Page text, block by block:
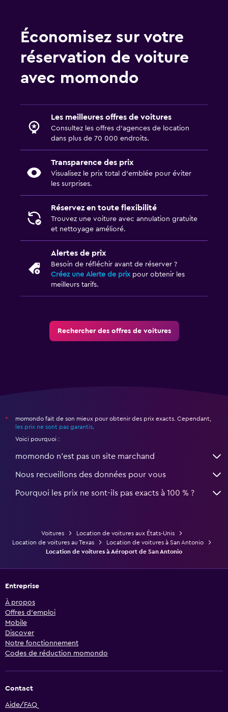
Économisez sur votre
réservation de voiture
avec momondo
Les meilleures offres de voitures
Consultez les offres d’agences de location
dans plus de 70 000 endroits.
Transparence des prix
Visualisez le prix total d’emblée pour éviter
les surprises.
Réservez en toute flexibilité
Trouvez une voiture avec annulation gratuite
et nettoyage amélioré.
Alertes de prix
Besoin de réfléchir avant de réserver ?
Créez une Alerte de prixpour obtenir les
meilleurs tarifs.
Rechercher des offres de voitures
*
momondo fait de son mieux pour obtenir des prix exacts. Cependant,
les prix ne sont pas garantis.
Voici pourquoi :
momondo n'est pas un site marchand
Nous recueillons des données pour vous
Pourquoi les prix ne sont-ils pas exacts à 100 % ?
Voitures
Location de voitures aux États-Unis
Location de voitures au Texas
Location de voitures à San Antonio
Location de voitures à Aéroport de San Antonio
Entreprise
À propos
Offres d’emploi
Mobile
Discover
Notre fonctionnement
Codes de réduction momondo
Contact
Aide/FAQ